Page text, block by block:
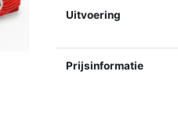
Uitvoering
Prijsinformatie